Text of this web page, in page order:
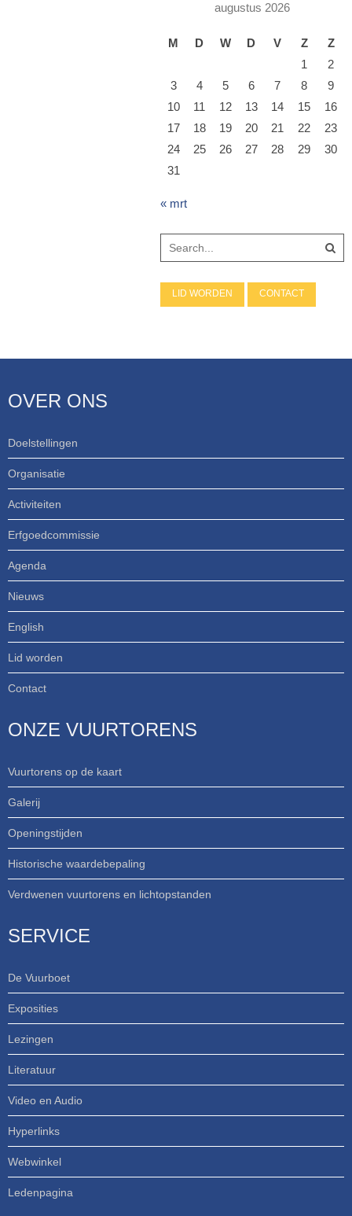
augustus 2026
M D W D V Z
Z
1
2
3
4 5 6 7 8
9
10
11 12 13 14 15
16
17
18 19 20 21 22
23
24
25 26 27 28 29
30
31
« mrt
LID WORDEN CONTACT
OVER ONS
Doelstellingen
Organisatie
Activiteiten
Erfgoedcommissie
Agenda
Nieuws
English
Lid worden
Contact
ONZE VUURTORENS
Vuurtorens op de kaart
Galerij
Openingstijden
Historische waardebepaling
Verdwenen vuurtorens en lichtopstanden
SERVICE
De Vuurboet
Exposities
Lezingen
Literatuur
Video en Audio
Hyperlinks
Webwinkel
Ledenpagina